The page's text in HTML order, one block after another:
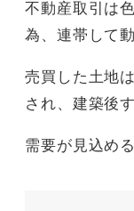
不動産取引は
為、連帯して
売買した土地
され、建築後
需要が見込め